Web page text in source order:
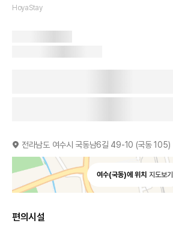
HoyaStay
전라남도 여수시 국동남6길 49-10 (국동 105)
여수(국동)에 위치 지도보기
편의시설